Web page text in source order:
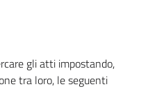
gli atti impostando,
tra loro, le seguenti